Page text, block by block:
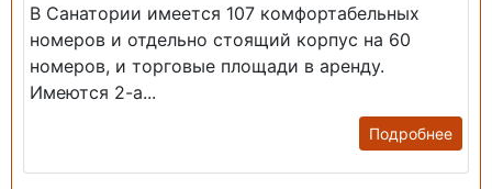
В Санатории имеется 107 комфортабельных
номеров и отдельно стоящий корпус на 60
номеров, и торговые площади в аренду.
Имеются 2-а...
Подробнее